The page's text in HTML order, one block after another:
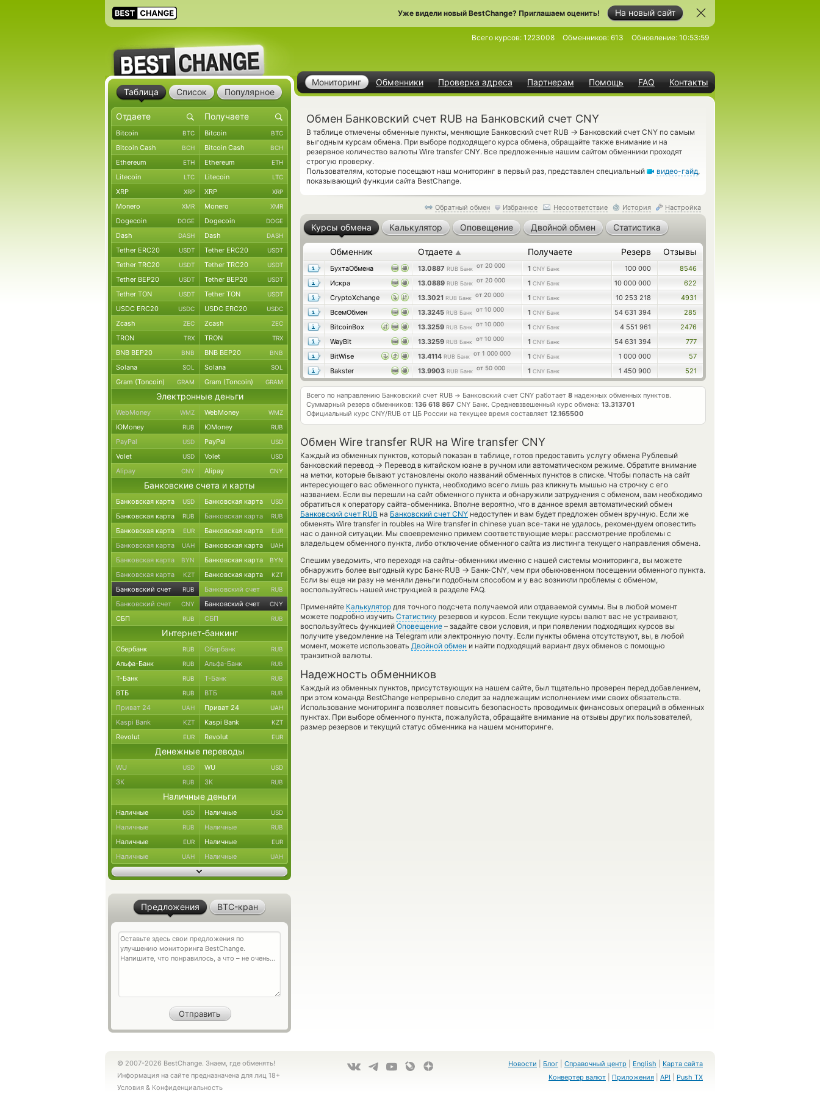
На новый сайт
Уже видели новый BestChange? Приглашаем оценить!
Мониторинг Обменники Проверка адреса Партнерам Помощь FAQ Контакты
Всего курсов: 1223008 Обменников: 613 Обновление: 10:53:59
Обмен Банковский счет RUB на Банковский счет CNY
В таблице отмечены обменные пункты, меняющие Банковский счет RUB → Банковский счет CNY по самым
выгодным курсам обмена. При выборе подходящего курса обмена, обращайте также внимание и на
резервное количество валюты Wire transfer CNY. Все предложенные нашим сайтом обменники проходят
строгую проверку.
Пользователям, которые посещают наш мониторинг в первый раз, представлен специальный
видео-гайд,
показывающий функции сайта BestChange.
Обратный обмен Избранное Несоответствие История Настройка
Курсы обмена Калькулятор Оповещение Двойной обмен Статистика
Обменник Отдаете ▲ Получаете Резерв Отзывы
БухтаОбмена 13.0887 RUB Банк от 20 000 1 CNY Банк 100 000
8546
Искра
13.0889 RUB Банк от 20 000 1 CNY Банк 10 000 000
622
CryptoXchange
13.3021 RUB Банк от 20 000 1 CNY Банк 10 253 218
4931
ВсемОбмен
13.3245 RUB Банк от 10 000 1 CNY Банк 54 631 394
285
BitcoinBox
13.3259 RUB Банк от 10 000 1 CNY Банк 4 551 961
2476
WayBit
13.3259 RUB Банк от 10 000 1 CNY Банк 54 631 394
777
BitWise
13.4114 RUB Банк от 1 000 000 1 CNY Банк 1 000 000
57
Bakster
13.9903 RUB Банк от 50 000 1 CNY Банк 1 450 900 521
Всего по направлению Банковский счет RUB → Банковский счет CNY работает 8 надежных обменных пунктов.
Суммарный резерв обменников: 136 618 867 CNY Банк. Средневзвешенный курс обмена: 13.313701
Официальный курс CNY/RUB от ЦБ России на текущее время составляет 12.165500
Обмен Wire transfer RUR на Wire transfer CNY
Каждый из обменных пунктов, который показан в таблице, готов предоставить услугу обмена Рублевый
банковский перевод → Перевод в китайском юане в ручном или автоматическом режиме. Обратите внимание
на метки, которые бывают установлены около названий обменных пунктов в списке. Чтобы попасть на сайт
интересующего вас обменного пункта, необходимо всего лишь раз кликнуть мышью на строчку с его
названием. Если вы перешли на сайт обменного пункта и обнаружили затруднения с обменом, вам необходимо
обратиться к оператору сайта-обменника. Вполне вероятно, что в данное время автоматический обмен
Банковский счет RUB на Банковский счет CNY недоступен и вам будет предложен обмен вручную. Если же
обменять Wire transfer in roubles на Wire transfer in chinese yuan все-таки не удалось, рекомендуем оповестить
нас о данной ситуации. Мы своевременно примем соответствующие меры: рассмотрение проблемы с
владельцем обменного пункта, либо отключение обменного сайта из листинга текущего направления обмена.
Спешим уведомить, что переходя на сайты-обменники именно с нашей системы мониторинга, вы можете
обнаружить более выгодный курс Банк-RUB → Банк-CNY, чем при обыкновенном посещении обменного пункта.
Если вы еще ни разу не меняли деньги подобным способом и у вас возникли проблемы с обменом,
воспользуйтесь нашей инструкцией в разделе FAQ.
Применяйте Калькулятор для точного подсчета получаемой или отдаваемой суммы. Вы в любой момент
можете подробно изучить Статистику резервов и курсов. Если текущие курсы валют вас не устраивают,
воспользуйтесь функцией Оповещение – задайте свои условия, и при появлении подходящих курсов вы
получите уведомление на Telegram или электронную почту. Если пункты обмена отсутствуют, вы, в любой
момент, можете использовать Двойной обмен и найти подходящий вариант двух обменов с помощью
транзитной валюты.
Надежность обменников
Каждый из обменных пунктов, присутствующих на нашем сайте, был тщательно проверен перед добавлением,
при этом команда BestChange непрерывно следит за надлежащим исполнением ими своих обязательств.
Использование мониторинга позволяет повысить безопасность проводимых финансовых операций в обменных
пунктах. При выборе обменного пункта, пожалуйста, обращайте внимание на отзывы других пользователей,
размер резервов и текущий статус обменника на нашем мониторинге.
Таблица Список Популярное
Bitcoin BTC Bitcoin BTC
Bitcoin Cash BCH Bitcoin Cash BCH
Ethereum ETH Ethereum ETH
Litecoin LTC Litecoin LTC
XRP XRP XRP XRP
Monero XMR Monero XMR
Dogecoin DOGE Dogecoin DOGE
Dash DASH Dash DASH
Tether ERC20 USDT Tether ERC20 USDT
Tether TRC20 USDT Tether TRC20 USDT
Tether BEP20 USDT Tether BEP20 USDT
Tether TON USDT Tether TON USDT
USDC ERC20 USDC USDC ERC20 USDC
Zcash ZEC Zcash ZEC
TRON TRX TRON TRX
BNB BEP20 BNB BNB BEP20 BNB
Solana SOL Solana SOL
Gram (Toncoin) GRAM Gram (Toncoin) GRAM
Электронные деньги
WebMoney WMZ WebMoney WMZ
ЮMoney RUB ЮMoney RUB
PayPal USD PayPal USD
Volet USD Volet USD
Alipay CNY Alipay CNY
Банковские счета и карты
Банковская карта USD Банковская карта USD
Банковская карта RUB Банковская карта RUB
Банковская карта EUR Банковская карта EUR
Банковская карта UAH Банковская карта UAH
Банковская карта BYN Банковская карта BYN
Банковская карта KZT Банковская карта KZT
Банковский счет RUB Банковский счет RUB
Банковский счет CNY Банковский счет CNY
СБП RUB СБП RUB
Интернет-банкинг
Сбербанк RUB Сбербанк RUB
Альфа-Банк RUB Альфа-Банк RUB
Т-Банк RUB Т-Банк RUB
ВТБ RUB ВТБ RUB
Приват 24 UAH Приват 24 UAH
Kaspi Bank KZT Kaspi Bank KZT
Revolut EUR Revolut EUR
Денежные переводы
WU USD WU USD
ЗК RUB ЗК RUB
Наличные деньги
Наличные USD Наличные USD
Наличные RUB Наличные RUB
Наличные EUR Наличные EUR
Наличные UAH Наличные UAH
Предложения BTC-кран
© 2007-2026 BestChange. Знаем, где обменять!
Информация на сайте предназначена для лиц 18+
Условия & Конфиденциальность
Новости Блог Справочный центр English
Карта сайта
Конвертер валют
Приложения API Push TX